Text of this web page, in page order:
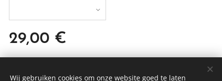
29,00 €
Wij gebruiken cookies om onze website goed te laten